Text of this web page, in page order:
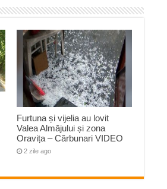
Furtuna și vijelia au lovit
Valea Almăjului și zona
Oravița – Cărbunari VIDEO
2 zile ago